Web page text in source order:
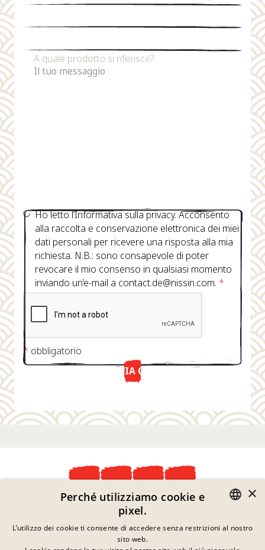
A quale prodotto si riferisce?
Ho letto l’Informativa sulla privacy. Acconsento
alla raccolta e conservazione elettronica dei miei
dati personali per ricevere una risposta alla mia
richiesta. N.B.: sono consapevole di poter
revocare il mio consenso in qualsiasi momento
inviando un’e-mail a contact.de@nissin.com. *
* obbligatorio
INVIA ORA
Dichiarazione Sulla Privacy
Informazioni Legali
Note Legali
Contatto
GERMAN
×
Perché utilizziamo cookie e
pixel.
L’utilizzo dei cookie ti consente di accedere senza restrizioni al nostro
sito web.